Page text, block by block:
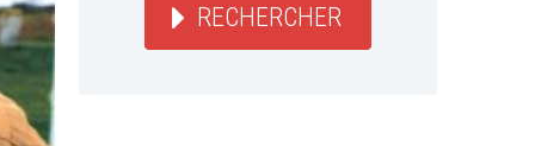
RECHERCHER